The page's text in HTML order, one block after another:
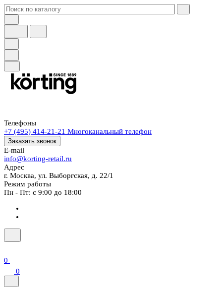
Телефоны
+7 (495) 414-21-21 Многоканальный телефон
Заказать звонок
E-mail
info@korting-retail.ru
Адрес
г. Москва, ул. Выборгская, д. 22/1
Режим работы
Пн - Пт: с 9:00 до 18:00
0
0